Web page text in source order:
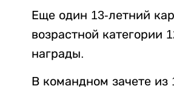
Еще один 13-летний
возрастной категории
награды.
В командном зачете из